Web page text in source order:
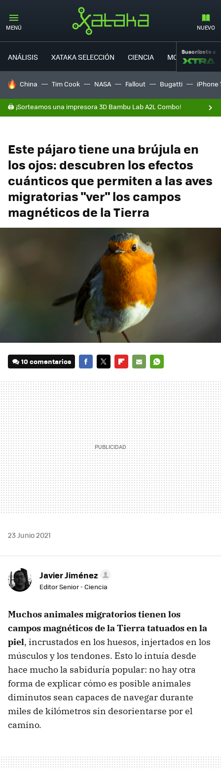
MENÚ NUEVO
ANÁLISIS XATAKA SELECCIÓN CIENCIA MOVILIDAD
Suscríbete a
HOY SE HABLA DE
China Tim Cook NASA Fallout Bugatti iPhone
🖨️ ¡Sorteamos una impresora 3D Bambu Lab A2L Combo!
Este pájaro tiene una brújula en
los ojos: descubren los efectos
cuánticos que permiten a las aves
migratorias "ver" los campos
magnéticos de la Tierra
10 comentarios
MAIL
23 Junio 2021
Javier Jiménez
Editor Senior - Ciencia
Muchos animales migratorios tienen los
campos magnéticos de la Tierra tatuados en la
piel, incrustados en los huesos, injertados en los
músculos y los tendones. Esto lo intuía desde
hace mucho la sabiduría popular: no hay otra
forma de explicar cómo es posible animales
diminutos sean capaces de navegar durante
miles de kilómetros sin desorientarse por el
camino.